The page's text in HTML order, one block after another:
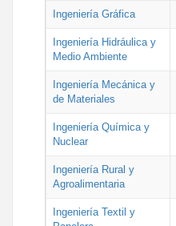
Ingeniería Gráfica
Ingeniería Hidráulica y
Medio Ambiente
Ingeniería Mecánica y
de Materiales
Ingeniería Química y
Nuclear
Ingeniería Rural y
Agroalimentaria
Ingeniería Textil y